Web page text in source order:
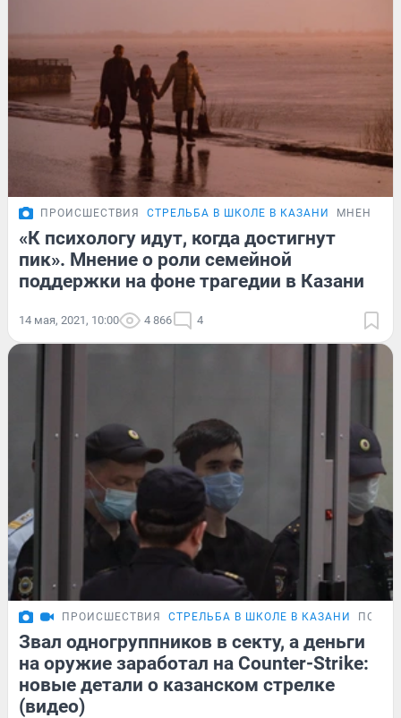
ПРОИСШЕСТВИЯ СТРЕЛЬБА В ШКОЛЕ В КАЗАНИ МНЕНИЕ
«К психологу идут, когда достигнут
пик». Мнение о роли семейной
поддержки на фоне трагедии в Казани
14 мая, 2021, 10:00 4 866 4
ПРОИСШЕСТВИЯ СТРЕЛЬБА В ШКОЛЕ В КАЗАНИ
Звал одногруппников в секту, а деньги
на оружие заработал на Counter-Strike:
новые детали о казанском стрелке
(видео)